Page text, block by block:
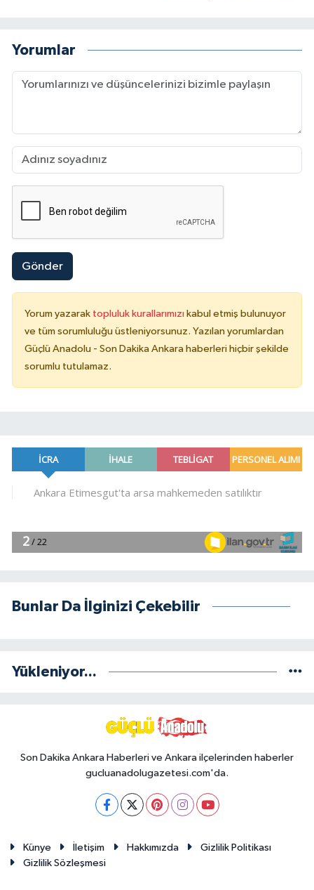
Yorumlar
Gönder
Yorum yazarak topluluk kurallarımızı kabul etmiş bulunuyor
ve tüm sorumluluğu üstleniyorsunuz. Yazılan yorumlardan
Güçlü Anadolu - Son Dakika Ankara haberleri hiçbir şekilde
sorumlu tutulamaz.
Bunlar Da İlginizi Çekebilir
Yükleniyor...
Son Dakika Ankara Haberleri ve Ankara ilçelerinden haberler
gucluanadolugazetesi.com'da.
Künye İletişim Hakkımızda
Gizlilik Politikası
Gizlilik Sözleşmesi